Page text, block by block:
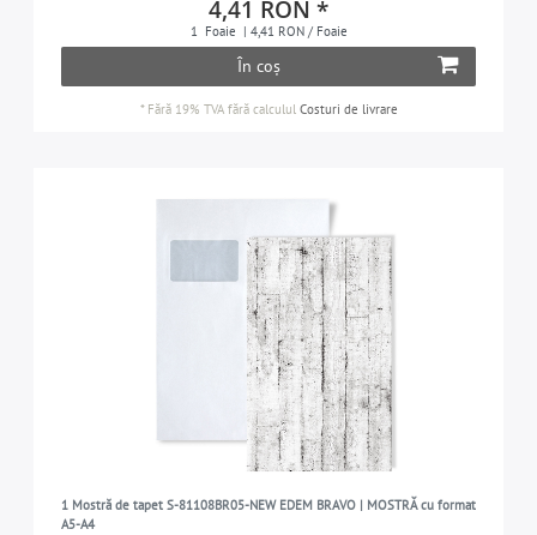
4,41 RON *
1 Foaie | 4,41 RON / Foaie
În coș
* Fără 19% TVAfără calculul Costuri de livrare
1 Mostră de tapet S-81108BR05-NEW EDEM BRAVO | MOSTRĂ cu format
A5-A4